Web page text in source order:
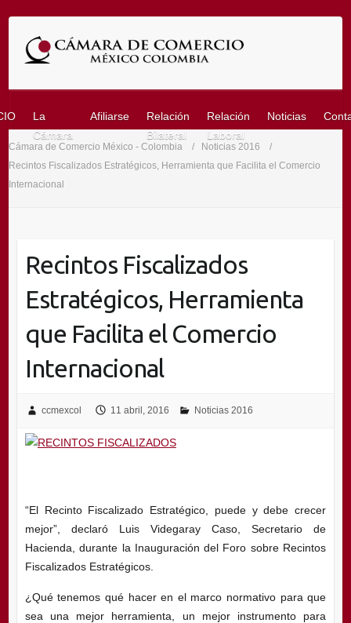
contenido
La
Cámara
Afiliarse
Relación
Bilateral
Relación
Laboral
Noticias
Cámara de Comercio México - Colombia
Noticias 2016
Recintos Fiscalizados Estratégicos, Herramienta que Facilita el Comercio
Internacional
Recintos Fiscalizados
Estratégicos, Herramienta
que Facilita el Comercio
Internacional
ccmexcol 11 abril, 2016 Noticias 2016
“El Recinto Fiscalizado Estratégico, puede y debe crecer
mejor”, declaró Luis Videgaray Caso, Secretario de
Hacienda, durante la Inauguración del Foro sobre Recintos
Fiscalizados Estratégicos.
¿Qué tenemos qué hacer en el marco normativo para que
sea una mejor herramienta, un mejor instrumento para